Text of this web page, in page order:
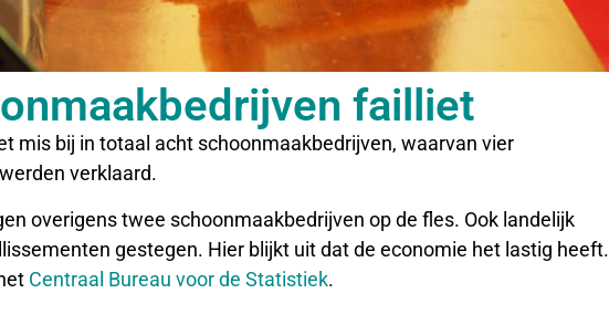
failliet
mis bij in totaal acht schoonmaakbedrijven, waarvan vier
verklaard.
overigens twee schoonmaakbedrijven op de fles. Ook landelijk
gestegen. Hier blijkt uit dat de economie het lastig heeft.
Centraal Bureau voor de Statistiek.